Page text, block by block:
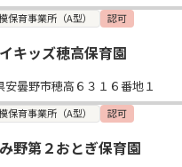
保育事業所（A型） 認可
キッズ穂高保育園
安曇野市穂高６３１６番地１
保育事業所（A型） 認可
野第２おとぎ保育園